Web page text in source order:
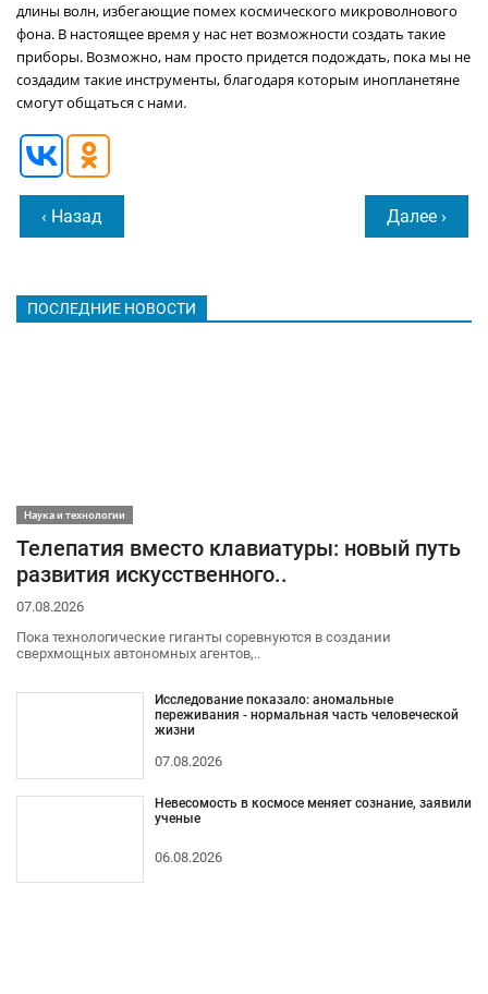
длины волн, избегающие помех космического микроволнового
фона. В настоящее время у нас нет возможности создать такие
приборы. Возможно, нам просто придется подождать, пока мы не
создадим такие инструменты, благодаря которым инопланетяне
смогут общаться с нами.
‹ Назад Далее ›
ПОСЛЕДНИЕ НОВОСТИ
Наука и технологии
Телепатия вместо клавиатуры: новый путь
развития искусственного..
07.08.2026
Пока технологические гиганты соревнуются в создании
сверхмощных автономных агентов,..
Исследование показало: аномальные
переживания - нормальная часть человеческой
жизни
07.08.2026
Невесомость в космосе меняет сознание, заявили
ученые
06.08.2026